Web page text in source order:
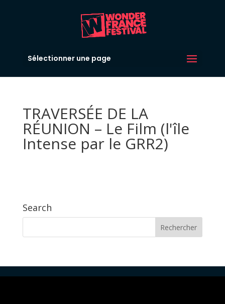
Sélectionner une page
TRAVERSÉE DE LA
RÉUNION – Le Film (l'île
Intense par le GRR2)
Search